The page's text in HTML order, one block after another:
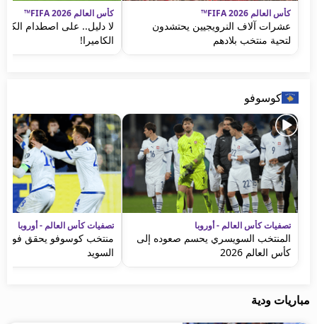
كأس العالم FIFA 2026™
عشرات آلاف النرويجيين يحتشدون
لتحية منتخب بلادهم
كأس العالم FIFA 2026™
لا دليل.. على اصطدام
الكاميرا!
كوسوفو
تصفيات كأس العالم - أوروبا
المنتخب السويسري يحسم صعوده إلى
كأس العالم 2026
تصفيات كأس العالم - أوروبا
منتخب كوسوفو يحقق فوزاً
السويد
مباريات ودية